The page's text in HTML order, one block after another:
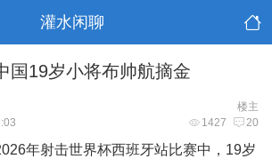
灌水闲聊
国19岁小将布帅航摘金
楼主
1427 20
年射击世界杯西班牙站比赛中，19岁